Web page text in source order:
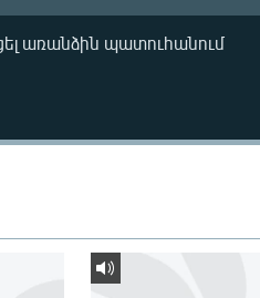
առանձին պատուհանում